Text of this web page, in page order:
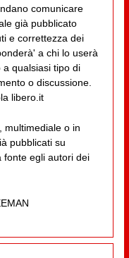
comunicare
già pubblicato
e correttezza dei
a chi lo userà
qualsiasi tipo di
o discussione.
libero.it
multimediale o in
pubblicati su
fonte egli autori dei